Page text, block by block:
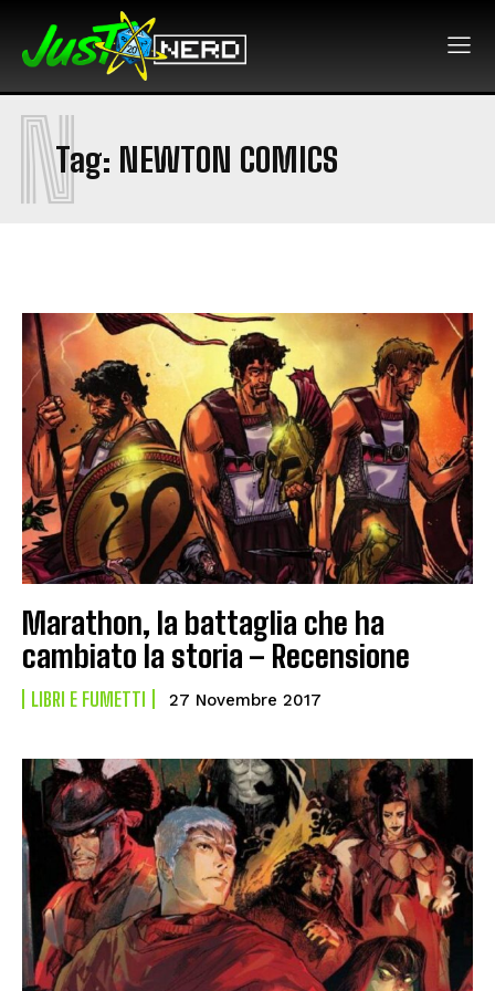
Tag: NEWTON COMICS
N
Marathon, la battaglia che ha
cambiato la storia – Recensione
LIBRI E FUMETTI 27 Novembre 2017